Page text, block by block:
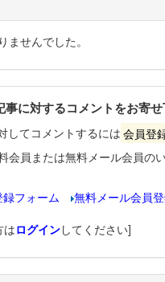
せんでした。
事に対するコメントをお寄
してコメントするには会員登
会員または無料メール会員の
フォーム
無料メール会員
はログインしてください]